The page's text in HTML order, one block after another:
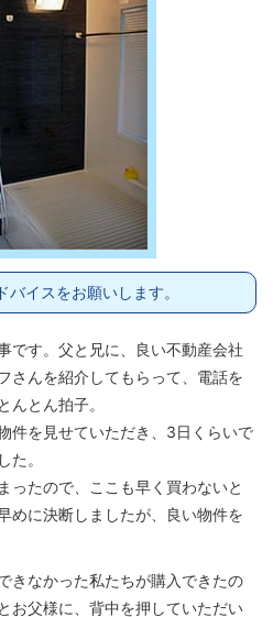
イスをお願いします。
です。父と兄に、良い不動産会社
さんを紹介してもらって、電話を
んとん拍子。
件を見せていただき、3日くらいで
た。
ったので、ここも早く買わないと
めに決断しましたが、良い物件を
きなかった私たちが購入できたの
お父様に、背中を押していただい